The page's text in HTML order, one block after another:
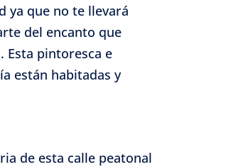
ya que no te llevará
del encanto que
Esta pintoresca e
están habitadas y
de esta calle peatonal